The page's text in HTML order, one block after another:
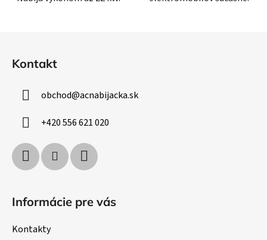
Kontakt
obchod@acnabijacka.sk
+420 556 621 020
Informácie pre vás
Kontakty